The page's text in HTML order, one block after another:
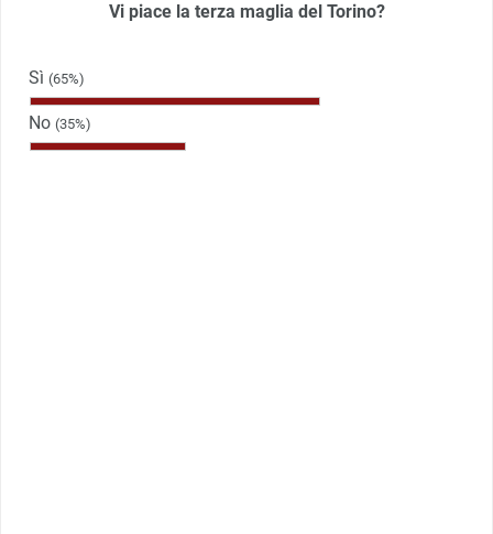
Vi piace la terza maglia del Torino?
Sì (65%)
No (35%)